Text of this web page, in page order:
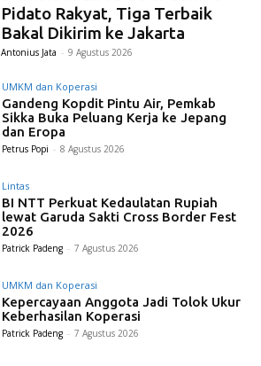
Pidato Rakyat, Tiga Terbaik
Bakal Dikirim ke Jakarta
Antonius Jata - 9 Agustus 2026
UMKM dan Koperasi
Gandeng Kopdit Pintu Air, Pemkab
Sikka Buka Peluang Kerja ke Jepang
dan Eropa
Petrus Popi - 8 Agustus 2026
Lintas
BI NTT Perkuat Kedaulatan Rupiah
lewat Garuda Sakti Cross Border Fest
2026
Patrick Padeng - 7 Agustus 2026
UMKM dan Koperasi
Kepercayaan Anggota Jadi Tolok Ukur
Keberhasilan Koperasi
Patrick Padeng - 7 Agustus 2026